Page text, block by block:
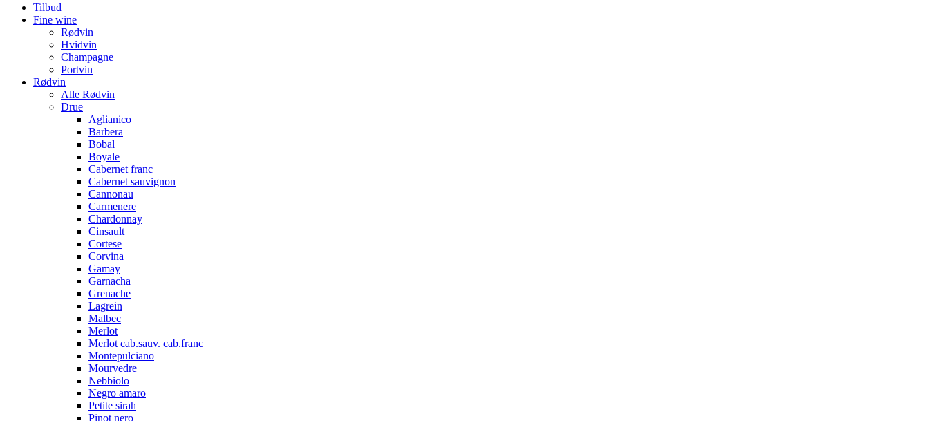
Tilbud
Fine wine
Rødvin
Hvidvin
Champagne
Portvin
Rødvin
Alle Rødvin
Drue
Aglianico
Barbera
Bobal
Boyale
Cabernet franc
Cabernet sauvignon
Cannonau
Carmenere
Chardonnay
Cinsault
Cortese
Corvina
Gamay
Garnacha
Grenache
Lagrein
Malbec
Merlot
Merlot cab.sauv. cab.franc
Montepulciano
Mourvedre
Nebbiolo
Negro amaro
Petite sirah
Pinot nero